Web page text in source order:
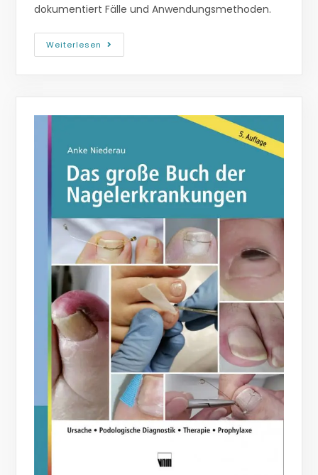
dokumentiert Fälle und Anwendungsmethoden.
Weiterlesen